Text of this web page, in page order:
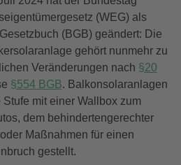
(WEG) als
(BGB) geändert: Die
gehört nunmehr zu
Veränderungen nach §20
§554 BGB. Balkonsolaranlagen
mit einer Wallbox zum
dem behindertengerechter
Maßnahmen für einen
gestellt.